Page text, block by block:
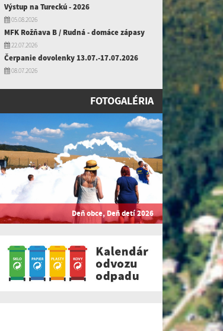
Výstup na Tureckú - 2026
05.08.2026
MFK Rožňava B / Rudná - domáce zápasy
22.07.2026
Čerpanie dovolenky 13.07.-17.07.2026
08.07.2026
FOTOGALÉRIA
Deň obce, Deň detí 2026